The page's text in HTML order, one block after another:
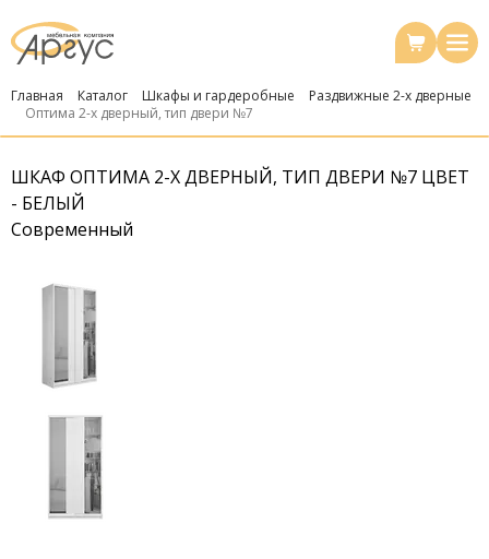
Главная Каталог Шкафы и гардеробные
Раздвижные 2-х дверные
Оптима 2-х дверный, тип двери №7
ШКАФ ОПТИМА 2-Х ДВЕРНЫЙ, ТИП ДВЕРИ №7 ЦВЕТ
- БЕЛЫЙ
Современный